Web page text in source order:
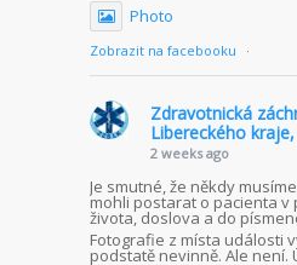
Photo
Zobrazit na facebooku ·
Zdravotnická
Libereckého
2 weeks ago
Je smutné, že někdy
mohli postarat o pacienta v
života, doslova a do
Fotografie z místa události
podstatě nevinně. Ale není.